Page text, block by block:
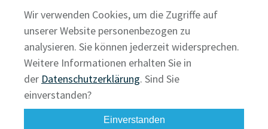
Presse
Datenschutz
Wir verwenden Cookies, um die Zugriffe auf
unserer Website personenbezogen zu
analysieren. Sie können jederzeit widersprechen.
Weitere Informationen erhalten Sie in
der Datenschutzerklärung. Sind Sie
einverstanden?
Einverstanden